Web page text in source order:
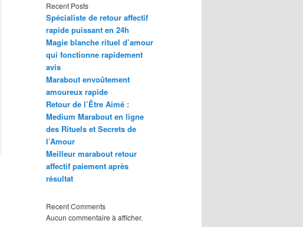
Recent Posts
Spécialiste de retour affectif
rapide puissant en 24h
Magie blanche rituel d’amour
qui fonctionne rapidement
avis
Marabout envoûtement
amoureux rapide
Retour de l’Être Aimé :
Medium Marabout en ligne
des Rituels et Secrets de
l’Amour
Meilleur marabout retour
affectif paiement après
résultat
Recent Comments
Aucun commentaire à afficher.